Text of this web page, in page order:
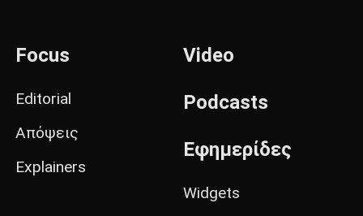
Focus
Editorial
Απόψεις
Explainers
Video
Podcasts
Εφημερίδες
Widgets